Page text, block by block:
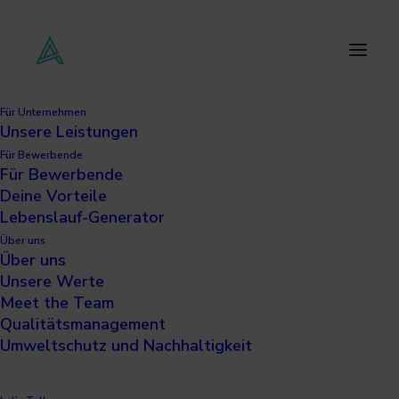
Für Unternehmen
Unsere Leistungen
Für Bewerbende
Für Bewerbende
Deine Vorteile
Lebenslauf-Generator
Über uns
Über uns
Unsere Werte
Meet the Team
Qualitätsmanagement
Umweltschutz und Nachhaltigkeit
Initiativbewerbung
We extend your
network.